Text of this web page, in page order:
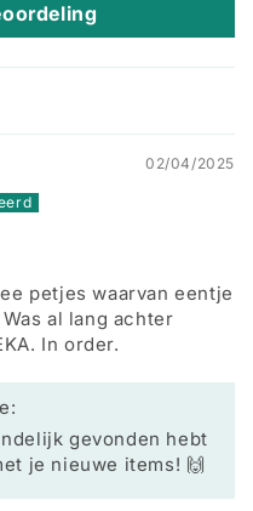
02/04/2025
petjes waarvan eentje
al lang achter
In order.
gevonden hebt
je nieuwe items! 🙌